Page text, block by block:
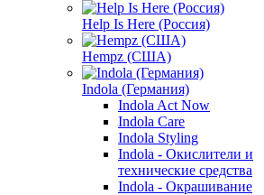
Help Is Here (Россия)
Hempz (США)
Indola (Германия)
Indola Act Now
Indola Care
Indola Styling
Indola - Окислители и
технические средства
Indola - Окрашивание